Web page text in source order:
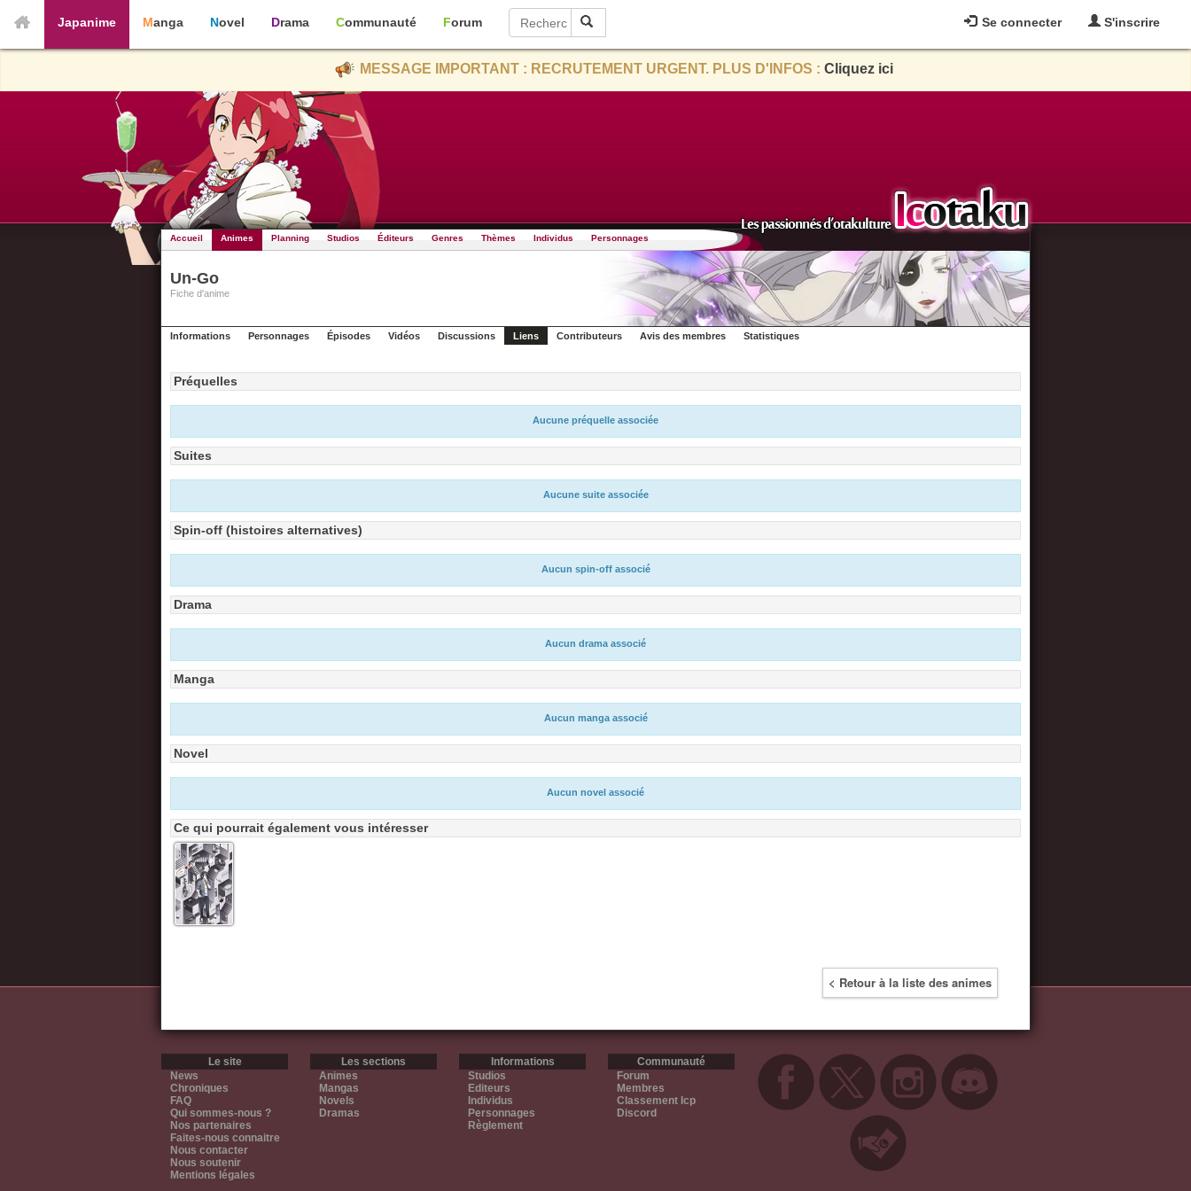
Se connecter S'inscrire
Japanime Manga Novel Drama Communauté Forum
MESSAGE IMPORTANT : RECRUTEMENT URGENT. PLUS D'INFOS : Cliquez ici
Accueil Animes Planning Studios Éditeurs Genres Thèmes Individus Personnages
Un-Go
Fiche d'anime
Informations Personnages Épisodes Vidéos Discussions Liens Contributeurs Avis des membres Statistiques
Préquelles
Aucune préquelle associée
Suites
Aucune suite associée
Spin-off (histoires alternatives)
Aucun spin-off associé
Drama
Aucun drama associé
Manga
Aucun manga associé
Novel
Aucun novel associé
Ce qui pourrait également vous intéresser
< Retour à la liste des animes
Le site
News
Chroniques
FAQ
Qui sommes-nous ?
Nos partenaires
Faites-nous connaitre
Nous contacter
Nous soutenir
Mentions légales
Les sections
Animes
Mangas
Novels
Dramas
Informations
Studios
Editeurs
Individus
Personnages
Règlement
Communauté
Forum
Membres
Classement Icp
Discord